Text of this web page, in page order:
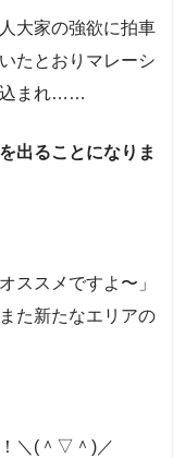
大家の強欲に拍車
たとおりマレーシ
込まれ……
出ることになりま
ススメですよ〜」
た新たなエリアの
＼(＾▽＾)／